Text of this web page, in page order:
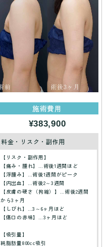
施術費用
¥383,900
料金・リスク・副作用
【リスク・副作用】
【痛み・腫れ】…術後1週間ほど
【浮腫み】…術後1週間がピーク
【内出血】…術後2～3週間
【皮膚の硬さ（拘縮）】…術後2週間
から3ヶ月
【しびれ】…3～6ヶ月ほど
【傷口の赤味】…3ヶ月ほど
【吸引量】
純脂肪量800cc吸引